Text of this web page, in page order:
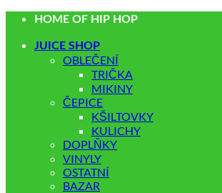
Přeskočit
obsah
HOME OF HIP HOP
JUICE SHOP
OBLEČENÍ
TRIČKA
MIKINY
ČEPICE
KŠILTOVKY
KULICHY
DOPLŇKY
VINYLY
OSTATNÍ
BAZAR